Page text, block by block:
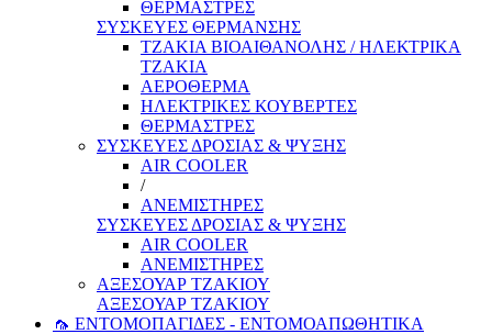
ΘΕΡΜΑΣΤΡΕΣ
ΣΥΣΚΕΥΕΣ ΘΕΡΜΑΝΣΗΣ
ΤΖΑΚΙΑ ΒΙΟΑΙΘΑΝΟΛΗΣ / ΗΛΕΚΤΡΙΚΑ
ΤΖΑΚΙΑ
ΑΕΡΟΘΕΡΜΑ
ΗΛΕΚΤΡΙΚΕΣ ΚΟΥΒΕΡΤΕΣ
ΘΕΡΜΑΣΤΡΕΣ
ΣΥΣΚΕΥΕΣ ΔΡΟΣΙΑΣ & ΨΥΞΗΣ
AIR COOLER
/
ΑΝΕΜΙΣΤΗΡΕΣ
ΣΥΣΚΕΥΕΣ ΔΡΟΣΙΑΣ & ΨΥΞΗΣ
AIR COOLER
ΑΝΕΜΙΣΤΗΡΕΣ
ΑΞΕΣΟΥΑΡ ΤΖΑΚΙΟΥ
ΑΞΕΣΟΥΑΡ ΤΖΑΚΙΟΥ
🦟 ΕΝΤΟΜΟΠΑΓΙΔΕΣ - ΕΝΤΟΜΟΑΠΩΘΗΤΙΚΑ